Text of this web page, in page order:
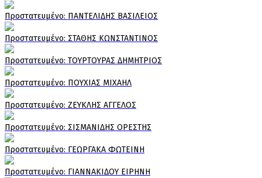
Πρoστατευμένο: ΠΑΝΤΕΛΙΔΗΣ ΒΑΣΙΛΕΙΟΣ
Πρoστατευμένο: ΣΤΑΘΗΣ ΚΩΝΣΤΑΝΤΙΝΟΣ
Πρoστατευμένο: ΤΟΥΡΤΟΥΡΑΣ ΔΗΜΗΤΡΙΟΣ
Πρoστατευμένο: ΠΟΥΧΙΑΣ ΜΙΧΑΗΛ
Πρoστατευμένο: ΖΕΥΚΛΗΣ ΑΓΓΕΛΟΣ
Πρoστατευμένο: ΣΙΣΜΑΝΙΔΗΣ ΟΡΕΣΤΗΣ
Πρoστατευμένο: ΓΕΩΡΓΑΚΑ ΦΩΤΕΙΝΗ
Πρoστατευμένο: ΓΙΑΝΝΑΚΙΔΟΥ ΕΙΡΗΝΗ